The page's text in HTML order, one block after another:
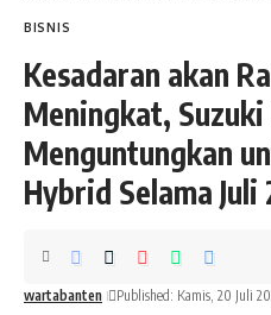
BISNIS
Kesadaran akan
Meningkat,
Menguntungkan
Hybrid Selama Juli
wartabanten Published: Kamis, 20 Juli